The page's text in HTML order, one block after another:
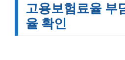
고용보험료율 부
율 확인